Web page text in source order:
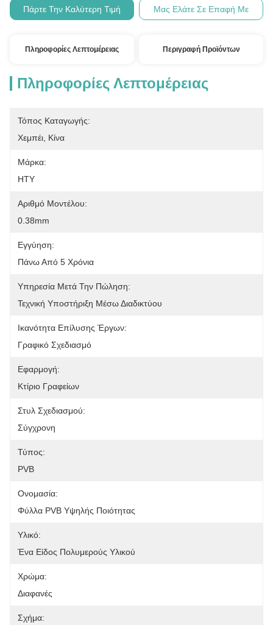
Πάρτε Την Καλύτερη Τιμή Μας Ελάτε Σε Επαφή Με
Πληροφορίες Λεπτομέρειας Περιγραφή Προϊόντων
Πληροφορίες Λεπτομέρειας
Τόπος Καταγωγής:
Χεμπέι, Κίνα
Μάρκα:
HTY
Αριθμό Μοντέλου:
0.38mm
Εγγύηση:
Πάνω Από 5 Χρόνια
Υπηρεσία Μετά Την Πώληση:
Τεχνική Υποστήριξη Μέσω Διαδικτύου
Ικανότητα Επίλυσης Έργων:
Γραφικό Σχεδιασμό
Εφαρμογή:
Κτίριο Γραφείων
Στυλ Σχεδιασμού:
Σύγχρονη
Τύπος:
PVB
Ονομασία:
Φύλλα PVB Υψηλής Ποιότητας
Υλικό:
Ένα Είδος Πολυμερούς Υλικού
Χρώμα:
Διαφανές
Σχήμα: